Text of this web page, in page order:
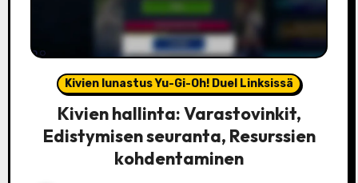
Kivien lunastus Yu-Gi-Oh! Duel Linksissä
Kivien hallinta: Varastovinkit,
Edistymisen seuranta, Resurssien
kohdentaminen